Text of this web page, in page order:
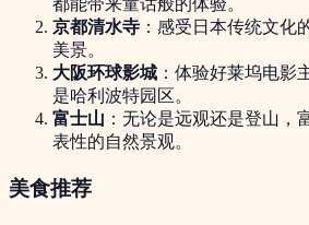
都能带来童话般的体验。
京都清水寺 ：感受日本传统文化
美景。
大阪环球影城 ：体验好莱坞电影
是哈利波特园区。
富士山 ：无论是远观还是登山，
表性的自然景观。
美食推荐